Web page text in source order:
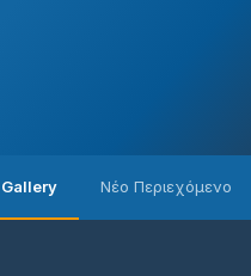
Gallery Νέο Περιεχόμενο